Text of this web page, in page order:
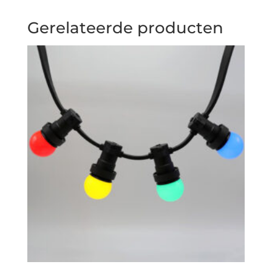
Gerelateerde producten